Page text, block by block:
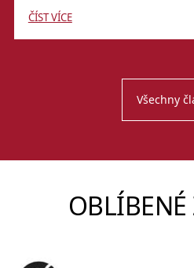
ČÍST VÍCE
Všechny
OBLÍBENÉ